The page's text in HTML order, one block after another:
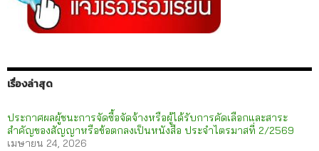
เรื่องล่าสุด
ประกาศผลผู้ชนะการจัดซื้อจัดจ้างหรือผู้ได้รับการคัดเลือกและสาระ
สำคัญของสัญญาหรือข้อตกลงเป็นหนังสือ ประจำไตรมาสที่ 2/2569
เมษายน 24, 2026